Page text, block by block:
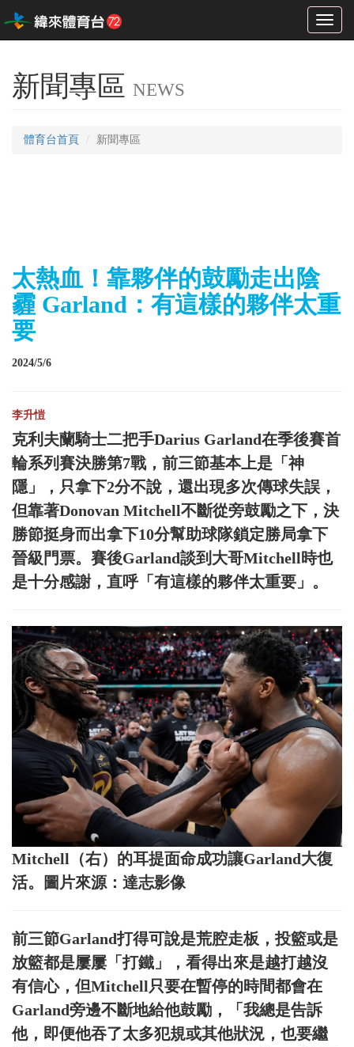
Toggle
新聞專區 NEWS
體育台首頁 新聞專區
太熱血！靠夥伴的鼓勵走出陰
霾 Garland：有這樣的夥伴太重
要
2024/5/6
李升愷
克利夫蘭騎士二把手Darius Garland在季後賽首
輪系列賽決勝第7戰，前三節基本上是「神
隱」，只拿下2分不說，還出現多次傳球失誤，
但靠著Donovan Mitchell不斷從旁鼓勵之下，決
勝節挺身而出拿下10分幫助球隊鎖定勝局拿下
晉級門票。賽後Garland談到大哥Mitchell時也
是十分感謝，直呼「有這樣的夥伴太重要」。
Mitchell（右）的耳提面命成功讓Garland大復
活。圖片來源：達志影像
前三節Garland打得可說是荒腔走板，投籃或是
放籃都是屢屢「打鐵」，看得出來是越打越沒
有信心，但Mitchell只要在暫停的時間都會在
Garland旁邊不斷地給他鼓勵，「我總是告訴
他，即便他吞了太多犯規或其他狀況，也要繼